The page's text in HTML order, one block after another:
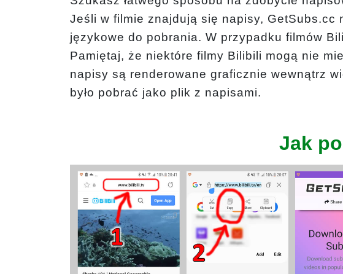
Jeśli w filmie znajdują się napisy,
językowe do pobrania. W przypadku filmów
Pamiętaj, że niektóre filmy Bilibili mogą nie
napisy są renderowane graficznie wewnątrz
było pobrać jako plik z napisami.
Jak